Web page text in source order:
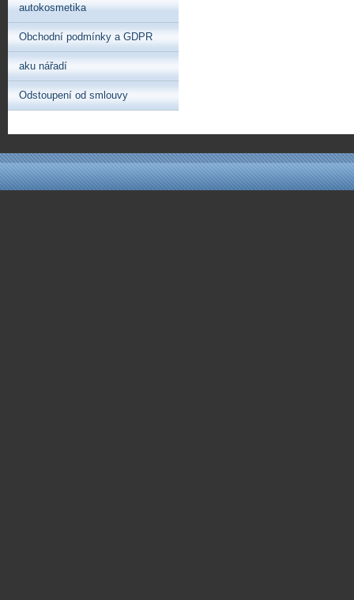
autokosmetika
Obchodní podmínky a GDPR
aku nářadí
Odstoupení od smlouvy